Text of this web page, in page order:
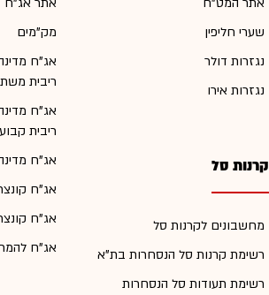
שערי חליפין
נגזרות דולר
נגזרות אירו
קרנות סל
מחשבונים לקרנות סל
רשימת קרנות סל הנסחרות בת"א
רשימת תעודות סל הנסחרות
מק"מים
אג"ח
ריבית
אג"ח
ריבית
אג"ח
אג"ח
אג"ח
אג"ח